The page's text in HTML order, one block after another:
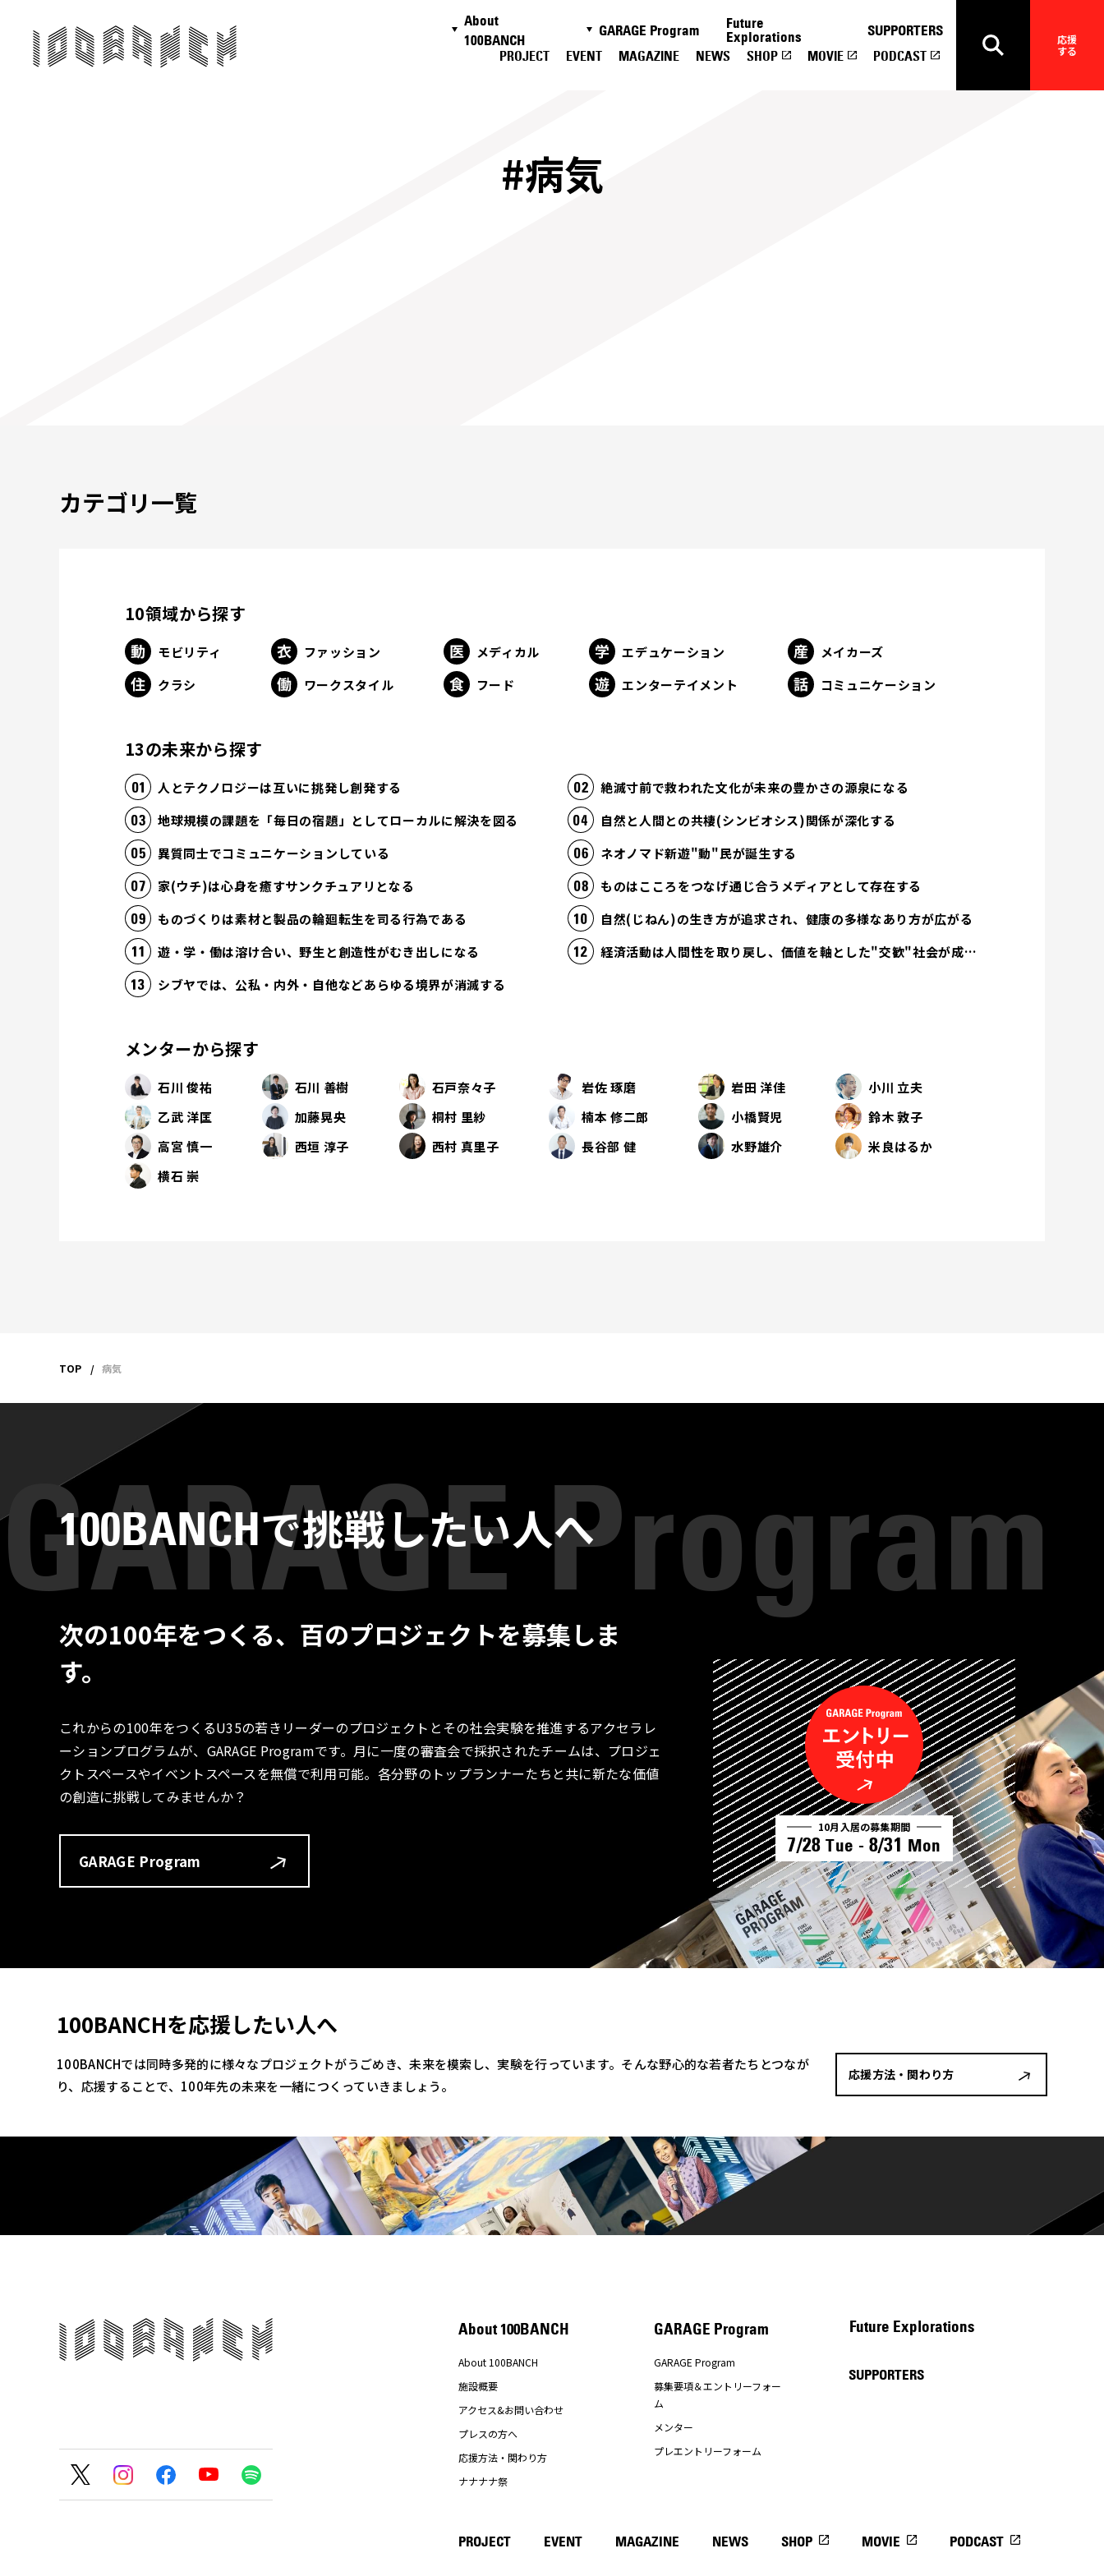
応援
する
About
100BANCH
GARAGE Program
Future
Explorations
SUPPORTERS
PROJECT
EVENT MAGAZINE NEWS SHOP MOVIE PODCAST
#病気
カテゴリ一覧
10領域から探す
モビリティ ファッション メディカル エデュケーション
メイカーズ
クラシ
ワークスタイル フード エンターテイメント コミュニケーション
13の未来から探す
人とテクノロジーは互いに挑発し創発する
絶滅寸前で救われた文化が未来の豊かさの源泉になる
地球規模の課題を「毎日の宿題」としてローカルに解決を図る
自然と人間との共棲(シンビオシス)関係が深化する
異質同士でコミュニケーションしている
ネオノマド新遊"動"民が誕生する
家(ウチ)は心身を癒すサンクチュアリとなる
ものはこころをつなげ通じ合うメディアとして存在する
ものづくりは素材と製品の輪廻転生を司る行為である
自然(じねん)の生き方が追求され、健康の多様なあり方が広がる
遊・学・働は溶け合い、野生と創造性がむき出しになる
経済活動は人間性を取り戻し、価値を軸とした"交歓"社会が成立する
シブヤでは、公私・内外・自他などあらゆる境界が消滅する
メンターから探す
石川 俊祐 石川 善樹 石戸奈々子 岩佐 琢磨 岩田 洋佳
小川 立夫
乙武 洋匡
加藤晃央 桐村 里紗 楠本 修二郎 小橋賢児
鈴木 敦子
高宮 慎一
西垣 淳子 西村 真里子 長谷部 健 水野雄介
米良はるか
横石 崇
TOP 病気
100BANCHで挑戦したい人へ
次の100年をつくる、百のプロジェクトを募集しま
す。
これからの100年をつくるU35の若きリーダーのプロジェクトとその社会実験を推進するアクセラレ
ーションプログラムが、GARAGE Programです。月に一度の審査会で採択されたチームは、プロジェ
クトスペースやイベントスペースを無償で利用可能。各分野のトップランナーたちと共に新たな価値
の創造に挑戦してみませんか？
GARAGE Program
10月入居の募集期間
7/28 Tue - 8/31 Mon
100BANCHを応援したい人へ
100BANCHでは同時多発的に様々なプロジェクトがうごめき、未来を模索し、実験を行っています。そんな野心的な若者たちとつなが
り、応援することで、100年先の未来を一緒につくっていきましょう。
応援方法・関わり方
About 100BANCH
About 100BANCH
施設概要
アクセス&お問い合わせ
プレスの方へ
応援方法・関わり方
ナナナナ祭
GARAGE Program
GARAGE Program
募集要項＆エントリーフォー
ム
メンター
プレエントリーフォーム
Future Explorations
SUPPORTERS
PROJECT EVENT MAGAZINE NEWS SHOP MOVIE PODCAST